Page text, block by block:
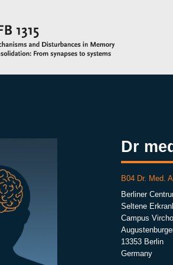
Dr
B04 Dr. Med.
Berliner
Seltene
Campus
13353 Berlin
Germany